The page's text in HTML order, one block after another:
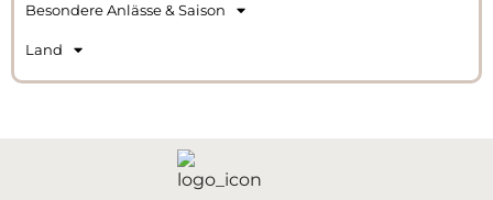
Besondere Anlässe & Saison
Land